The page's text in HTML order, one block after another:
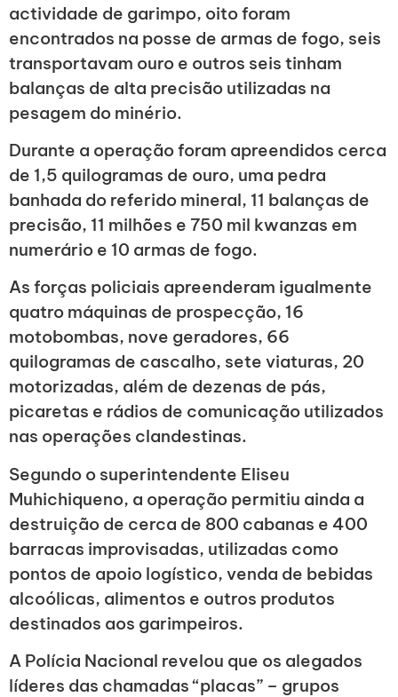
actividade de garimpo, oito foram
encontrados na posse de armas de fogo, seis
transportavam ouro e outros seis tinham
balanças de alta precisão utilizadas na
pesagem do minério.
Durante a operação foram apreendidos cerca
de 1,5 quilogramas de ouro, uma pedra
banhada do referido mineral, 11 balanças de
precisão, 11 milhões e 750 mil kwanzas em
numerário e 10 armas de fogo.
As forças policiais apreenderam igualmente
quatro máquinas de prospecção, 16
motobombas, nove geradores, 66
quilogramas de cascalho, sete viaturas, 20
motorizadas, além de dezenas de pás,
picaretas e rádios de comunicação utilizados
nas operações clandestinas.
Segundo o superintendente Eliseu
Muhichiqueno, a operação permitiu ainda a
destruição de cerca de 800 cabanas e 400
barracas improvisadas, utilizadas como
pontos de apoio logístico, venda de bebidas
alcoólicas, alimentos e outros produtos
destinados aos garimpeiros.
A Polícia Nacional revelou que os alegados
líderes das chamadas “placas” – grupos